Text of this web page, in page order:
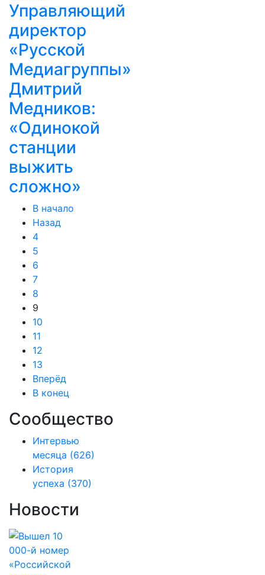
Управляющий
директор
«Русской
Медиагруппы»
Дмитрий
Медников:
«Одинокой
станции
выжить
сложно»
В начало
Назад
4
5
6
7
8
9
10
11
12
13
Вперёд
В конец
Сообщество
Интервью
месяца (626)
История
успеха (370)
Новости